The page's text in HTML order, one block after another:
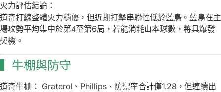
火力評估結論：
道奇打線整體火力稍優，但近期打擊串聯性低於藍鳥。藍鳥在主
場攻勢平均集中於第4至第6局，若能消耗山本球數，將具爆發
契機。
▍牛棚與防守
道奇牛棚： Graterol、Phillips、防禦率合計僅1.28，但連續出